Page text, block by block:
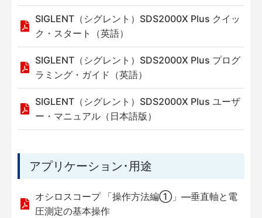
SIGLENT（シグレント）SDS2000X Plus クイッ
ク・スタート（英語）
SIGLENT（シグレント）SDS2000X Plus プログ
ラミング・ガイド（英語）
SIGLENT（シグレント）SDS2000X Plus ユーザ
ー・マニュアル（日本語版）
アプリケーション･用途
オシロスコープ 「操作方法編①」—垂直軸と電
圧測定の基本操作